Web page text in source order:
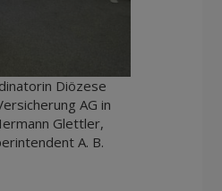
Diözese
AG in
Glettler,
A. B.